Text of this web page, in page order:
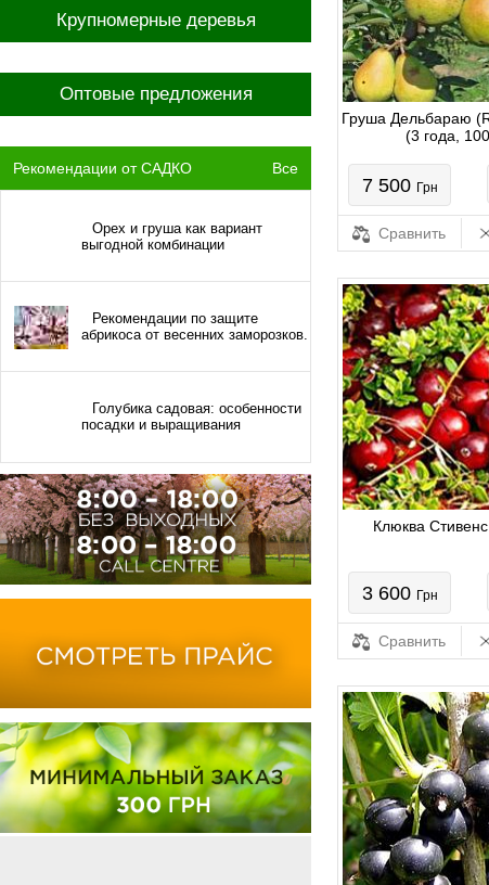
Крупномерные деревья
Оптовые предложения
Рекомендации от САДКО Все
Орех и груша как вариант
выгодной комбинации
Рекомендации по защите
абрикоса от весенних заморозков.
Голубика садовая: особенности
посадки и выращивания
Груша Дельбараю
(3 года,
7 500 Грн
Сравнить
Клюква
3 600 Грн
Сравнить